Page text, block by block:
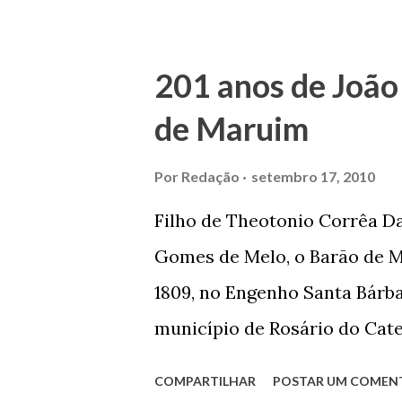
se dedicar aos estudos, e
primeiro plano para auxiliar
garçon, dono de bar, de
incontáveis vezes que
normal em trocas de gorjetas
201 anos de
de Maruim
Por Redação setembro 17, 2010
Filho de Theotonio Corrêa
Gomes de Melo, o Barão de
1809, no Engenho Santa
município de Rosário do
COMPARTILHAR POSTAR UM